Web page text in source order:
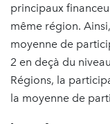
principaux
même région.
moyenne de
2 en deçà du
Régions, la
la moyenne de